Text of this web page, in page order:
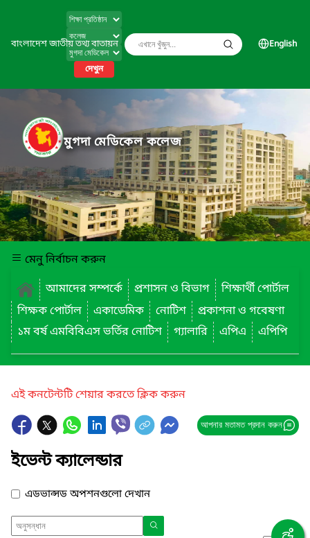
বাংলাদেশ জাতীয় তথ্য বাতায়ন
দেখুন
English
মুগদা মেডিকেল কলেজ
মেনু নির্বাচন করুন
আমাদের সম্পর্কে
প্রশাসন ও বিভাগ
শিক্ষার্থী পোর্টাল
শিক্ষক পোর্টাল
একাডেমিক নোটিশ
প্রকাশনা ও গবেষণা
১ম বর্ষ এমবিবিএস ভর্তির নোটিশ
গ্যালারি এপিএ এপিপি
এই কনটেন্টটি শেয়ার করতে ক্লিক করুন
আপনার মতামত প্রদান করুন
ইভেন্ট ক্যালেন্ডার
এডভান্সড অপশনগুলো দেখান